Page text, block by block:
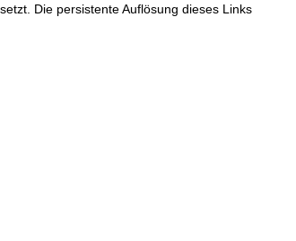
Die persistente Auflösung dieses Links